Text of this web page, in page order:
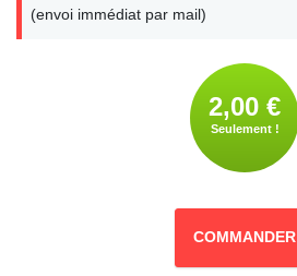
(envoi immédiat par mail)
2,00 €
Seulement !
COMMANDER